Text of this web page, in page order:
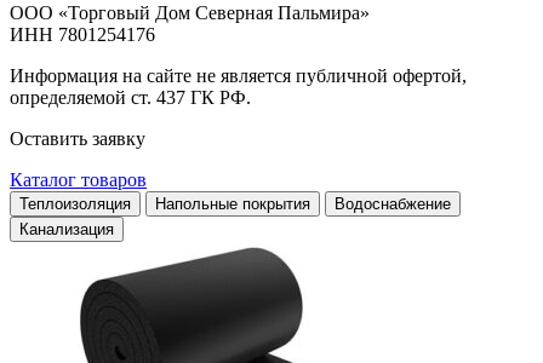
ООО «Торговый Дом Северная Пальмира»
ИНН 7801254176
Информация на сайте не является публичной офертой,
определяемой ст. 437 ГК РФ.
Оставить заявку
Каталог товаров
Теплоизоляция Напольные покрытия
Водоснабжение
Канализация